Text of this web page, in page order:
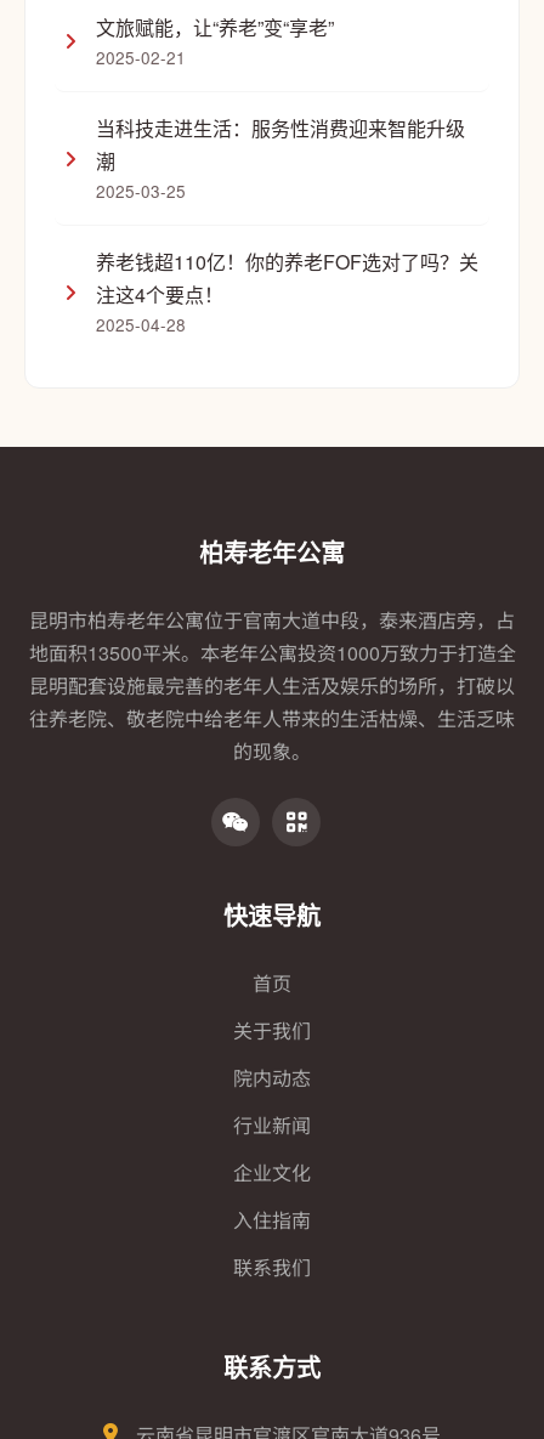
文旅赋能，让“养老”变“享老”
2025-02-21
当科技走进生活：服务性消费迎来智能升级
潮
2025-03-25
养老钱超110亿！你的养老FOF选对了吗？关
注这4个要点！
2025-04-28
柏寿老年公寓
昆明市柏寿老年公寓位于官南大道中段，泰来酒店旁，占
地面积13500平米。本老年公寓投资1000万致力于打造全
昆明配套设施最完善的老年人生活及娱乐的场所，打破以
往养老院、敬老院中给老年人带来的生活枯燥、生活乏味
的现象。
快速导航
首页
关于我们
院内动态
行业新闻
企业文化
入住指南
联系我们
联系方式